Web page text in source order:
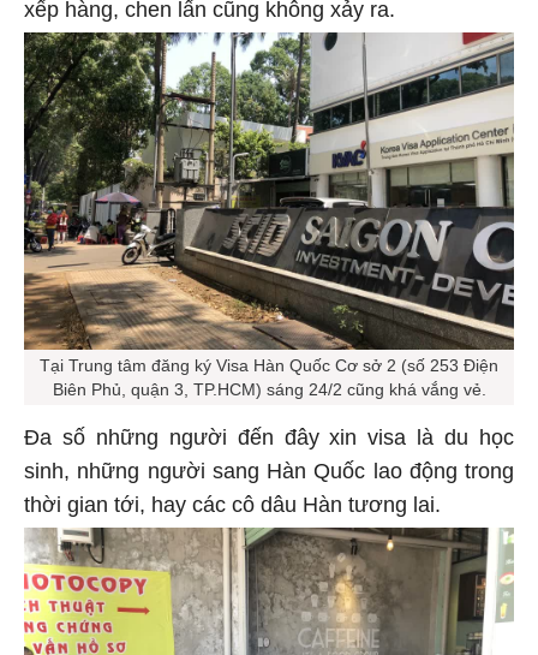
xếp hàng, chen lấn cũng không xảy ra.
Tại Trung tâm đăng ký Visa Hàn Quốc Cơ sở 2 (số 253 Điện
Biên Phủ, quận 3, TP.HCM) sáng 24/2 cũng khá vắng vẻ.
Đa số những người đến đây xin visa là du học
sinh, những người sang Hàn Quốc lao động trong
thời gian tới, hay các cô dâu Hàn tương lai.